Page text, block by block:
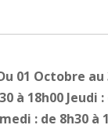
01 Octobre au
à 18h00 Jeudi
: de 8h30 à